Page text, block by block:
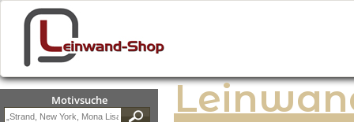
Motivsuche